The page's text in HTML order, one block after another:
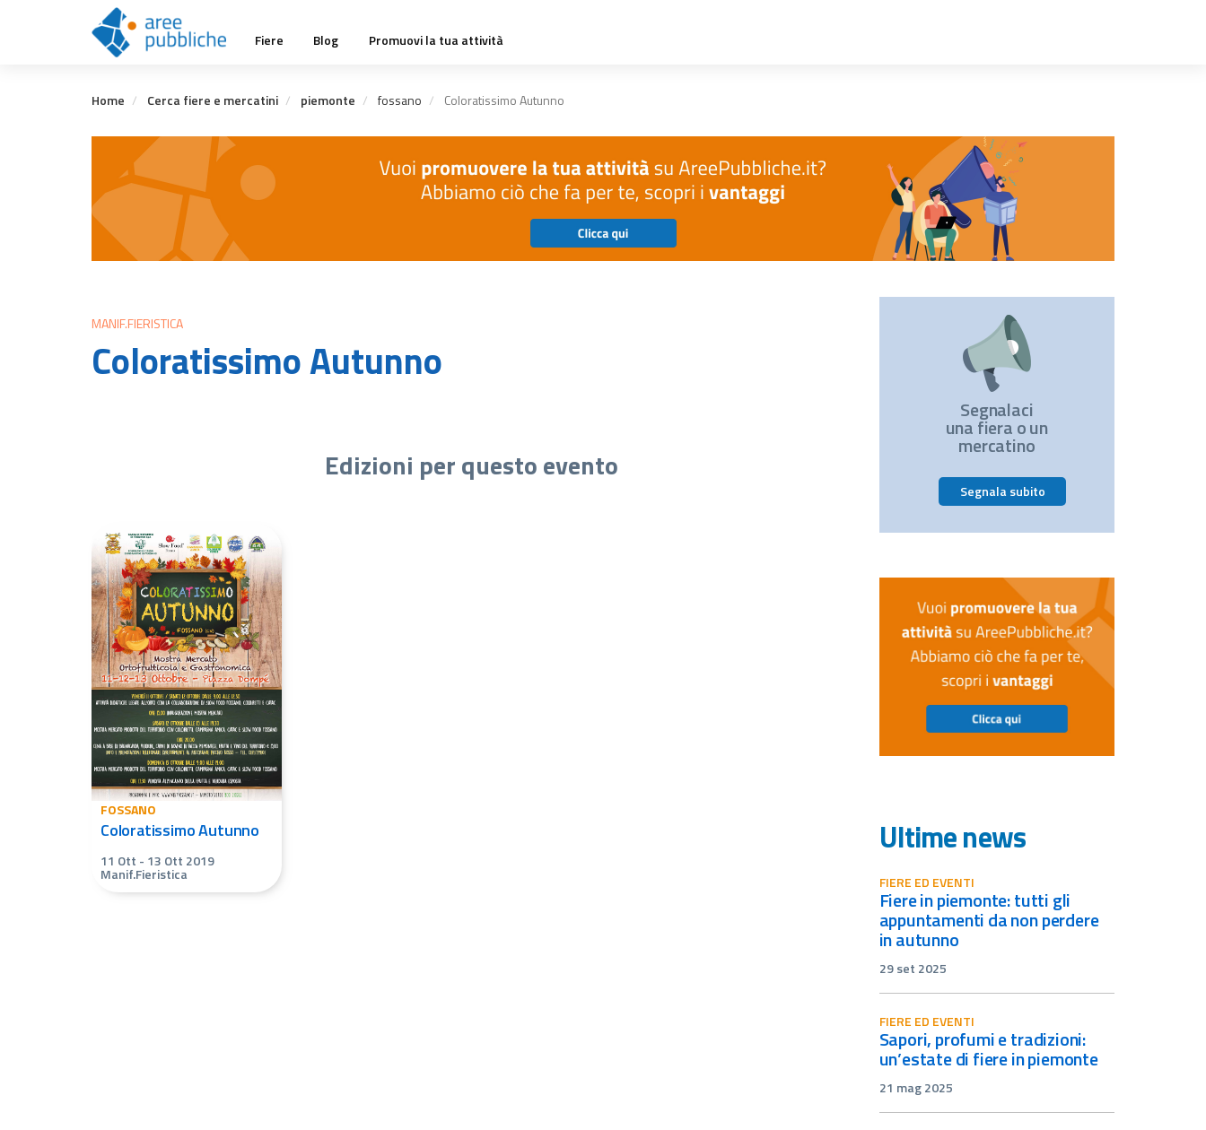
Main
navigation
Fiere Blog Promuovi la tua attività
Home Cerca fiere e mercatini piemonte fossano Coloratissimo Autunno
MANIF.FIERISTICA
Coloratissimo Autunno
Edizioni per questo evento
FOSSANO
Coloratissimo Autunno
11 Ott - 13 Ott 2019
Manif.Fieristica
Segnalaci
una fiera o un
mercatino
Segnala subito
Ultime news
FIERE ED EVENTI
fiere in piemonte: tutti gli
appuntamenti da non perdere
in autunno
29 set 2025
FIERE ED EVENTI
sapori, profumi e tradizioni:
un’estate di fiere in piemonte
21 mag 2025